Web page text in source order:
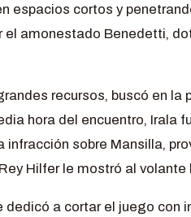
espacios cortos y
el amonestado Benedetti,
recursos, buscó en la
hora del encuentro, Irala
sobre Mansilla,
Hilfer le mostró al
dedicó a cortar el juego con